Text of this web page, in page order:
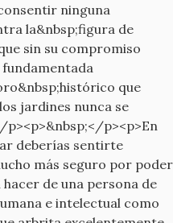
ninguna
la&nbsp;figura de
sin su compromiso
fundamentada
que
jardines nunca se
p><p>&nbsp;</p><p>En
deberías sentirte
más seguro por poder
de una persona de
e intelectual como